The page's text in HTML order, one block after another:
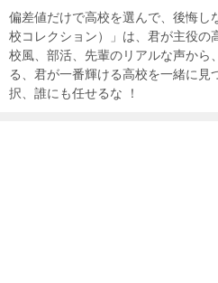
偏差値だけで高校を選んで、後悔し
校コレクション）」は、君が主役の
校風、部活、先輩のリアルな声から
る、君が一番輝ける高校を一緒に見
択、誰にも任せるな ！